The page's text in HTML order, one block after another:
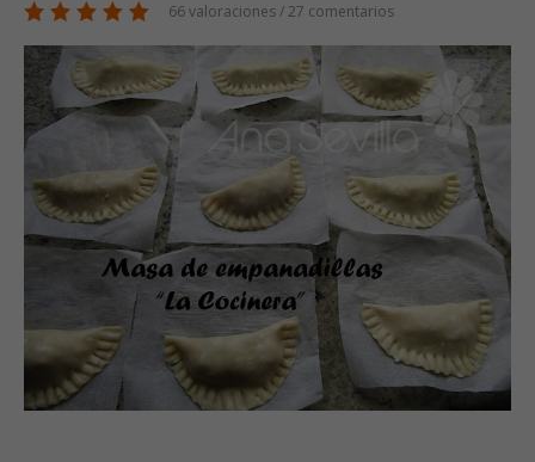
66 valoraciones / 27 comentarios